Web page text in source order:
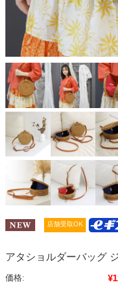
店舗受取OK
アタショルダーバッグ
価格: